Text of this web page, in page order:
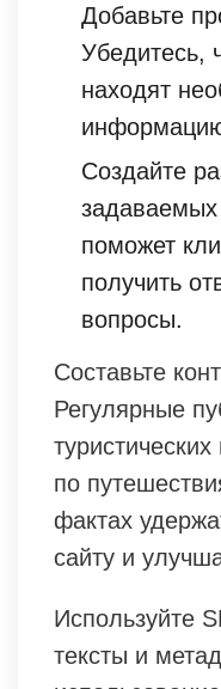
Добавьте
Убедитесь,
находят
Создайте
поможет
получить
вопросы.
Составьте
Регулярные
по
фактах
сайту и
Используйте
тексты и